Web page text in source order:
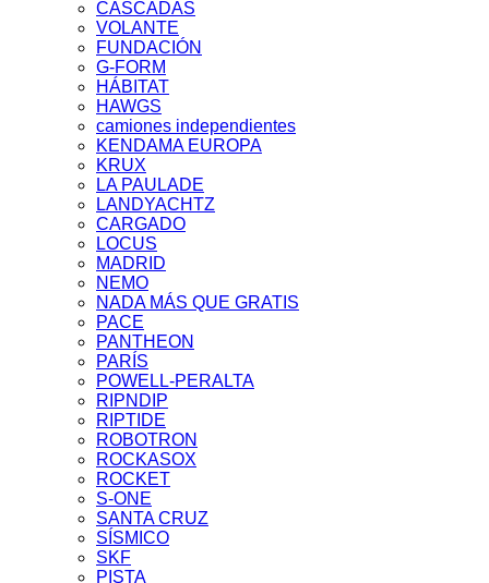
CASCADAS
VOLANTE
FUNDACIÓN
G-FORM
HÁBITAT
HAWGS
camiones independientes
KENDAMA EUROPA
KRUX
LA PAULADE
LANDYACHTZ
CARGADO
LOCUS
MADRID
NEMO
NADA MÁS QUE GRATIS
PACE
PANTHEON
PARÍS
POWELL-PERALTA
RIPNDIP
RIPTIDE
ROBOTRON
ROCKASOX
ROCKET
S-ONE
SANTA CRUZ
SÍSMICO
SKF
PISTA